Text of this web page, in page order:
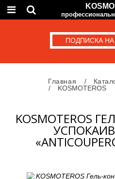
ПОДПИСКА
Главная
KOSMOTEROS
KOSMOTEROS